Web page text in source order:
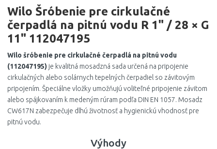
Wilo Šróbenie pre cirkulačné
čerpadlá na pitnú vodu R 1" / 28 × G
11" 112047195
Wilo šróbenie pre cirkulačné čerpadlá na pitnú vodu
(112047195) je kvalitná mosadzná sada určená na pripojenie
cirkulačných alebo solárnych tepelných čerpadiel so závitovým
pripojením. Špeciálne vložky umožňujú voliteľné pripojenie závitom
alebo spájkovaním k medeným rúram podľa DIN EN 1057. Mosadz
CW617N zabezpečuje dlhú životnosť a hygienickú vhodnosť pre
pitnú vodu.
Výhody